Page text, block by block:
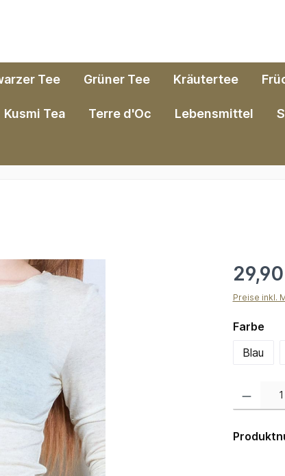
Tee Grüner Tee Kräutertee
Kusmi Tea Terre d'Oc Lebensmittel
Preise inkl.
Farbe
Blau